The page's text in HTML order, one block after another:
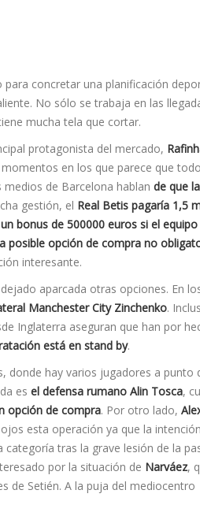
concretar una planificación
No sólo se trabaja en las
mucha tela que cortar.
protagonista del mercado,
en los que parece que
de Barcelona hablan de que
gestión, el Real Betis pagarí­a 1,5
bonus de 500000 euros si el equipo
posible opción de compra no
interesante.
aparcada otras opciones. En
Manchester City Zinchenko.
Inglaterra aseguran que han por
está en stand by.
donde hay varios jugadores a punto
es el defensa rumano Alin Tosca,
opción de compra. Por otro lado,
esta operación ya que la
tras la grave lesión de la
por la situación de Narváez,
de Setién. A la puja del mediocentro